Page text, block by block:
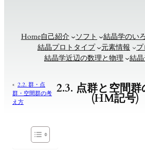
Home自己紹介 ソフト 結晶学のい
結晶プロトタイプ
元素情報
結晶学近辺の数理と物理
結
« 2.2. 群・点
群・空間群の考
え方
2.3. 点群と空間
(HM記号)